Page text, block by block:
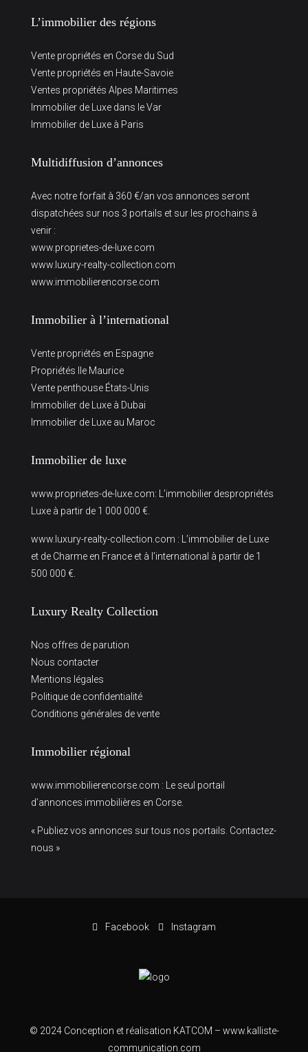
L’immobilier des régions
Vente propriétés en Corse du Sud
Vente propriétés en Haute-Savoie
Ventes propriétés Alpes Maritimes
Immobilier de Luxe dans le Var
Immobilier de Luxe à Paris
Multidiffusion d’annonces
Avec notre forfait à 360 €/an vos annonces seront
dispatchées sur nos 3 portails et sur les prochains à
venir :
www.proprietes-de-luxe.com
www.luxury-realty-collection.com
www.immobilierencorse.com
Immobilier à l’international
Vente propriétés en Espagne
Propriétés Ile Maurice
Vente penthouse États-Unis
Immobilier de Luxe à Dubai
Immobilier de Luxe au Maroc
Immobilier de luxe
www.proprietes-de-luxe.com: L’immobilier despropriétés
Luxe à partir de 1 000 000 €.
www.luxury-realty-collection.com : L’immobilier de Luxe
et de Charme en France et à l’international à partir de 1
500 000 €.
Luxury Realty Collection
Nos offres de parution
Nous contacter
Mentions légales
Politique de confidentialité
Conditions générales de vente
Immobilier régional
www.immobilierencorse.com : Le seul portail
d’annonces immobilières en Corse.
« Publiez vos annonces sur tous nos portails. Contactez-
nous »
Facebook Instagram
© 2024 Conception et réalisation KATCOM – www.kalliste-
communication.com